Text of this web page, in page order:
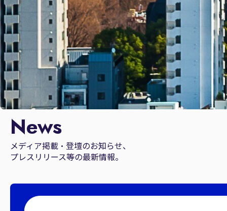
News
メディア掲載・登壇のお知らせ、
プレスリリース等の最新情報。